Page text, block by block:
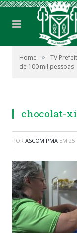
Home » TV
de 100 mil pessoas
chocolat-
POR ASCOM PMA EM 25